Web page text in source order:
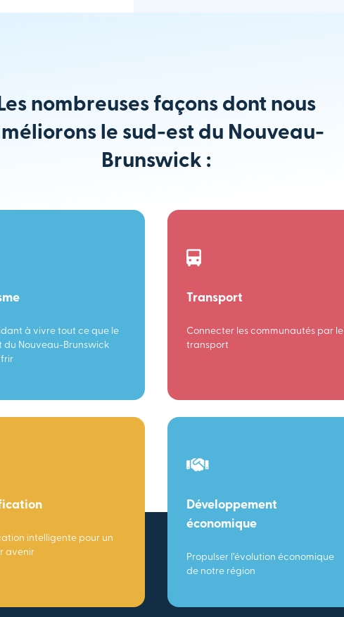
nombreuses façons dont nous
le sud-est du Nouveau-
Brunswick :
à vivre tout ce que le
du Nouveau-Brunswick
Transport
Connecter les communautés par le
transport
intelligente pour un
avenir
Développement
économique
Propulser l’évolution économique
de notre région